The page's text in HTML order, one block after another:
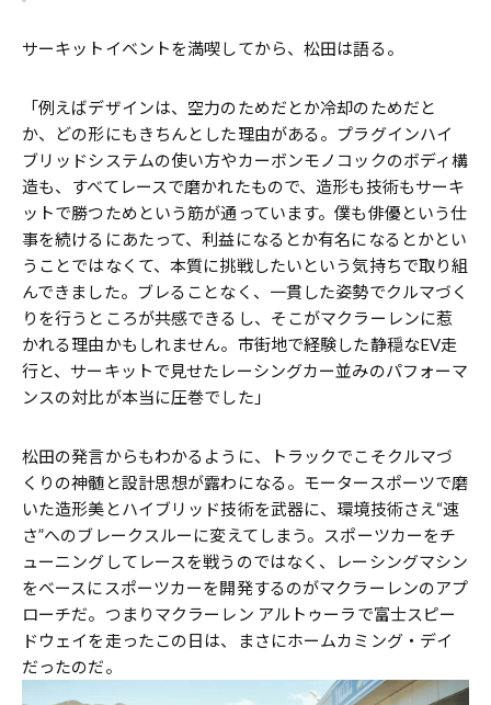
サーキットイベントを満喫してから、松田は語る。
「例えばデザインは、空力のためだとか冷却のためだと
か、どの形にもきちんとした理由がある。プラグインハイ
ブリッドシステムの使い方やカーボンモノコックのボディ構
造も、すべてレースで磨かれたもので、造形も技術もサーキ
ットで勝つためという筋が通っています。僕も俳優という仕
事を続けるにあたって、利益になるとか有名になるとかとい
うことではなくて、本質に挑戦したいという気持ちで取り組
んできました。ブレることなく、一貫した姿勢でクルマづく
りを行うところが共感できるし、そこがマクラーレンに惹
かれる理由かもしれません。市街地で経験した静穏なEV走
行と、サーキットで見せたレーシングカー並みのパフォーマ
ンスの対比が本当に圧巻でした」
松田の発言からもわかるように、トラックでこそクルマづ
くりの神髄と設計思想が露わになる。モータースポーツで磨
いた造形美とハイブリッド技術を武器に、環境技術さえ“速
さ”へのブレークスルーに変えてしまう。スポーツカーをチ
ューニングしてレースを戦うのではなく、レーシングマシン
をベースにスポーツカーを開発するのがマクラーレンのアプ
ローチだ。つまりマクラーレン アルトゥーラで富士スピー
ドウェイを走ったこの日は、まさにホームカミング・デイ
だったのだ。